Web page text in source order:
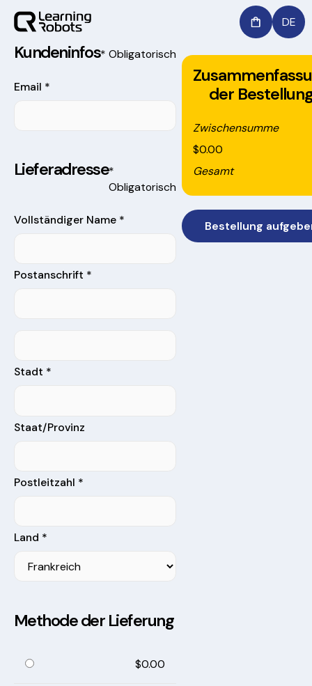
DE
Kundeninfos* Obligatorisch
Email *
Lieferadresse*
Obligatorisch
Vollständiger Name *
Postanschrift *
Stadt *
Staat/Provinz
Postleitzahl *
Land *
Methode der Lieferung
$0.00
der
Zwischensumme
$0.00
Gesamt
Bestellung